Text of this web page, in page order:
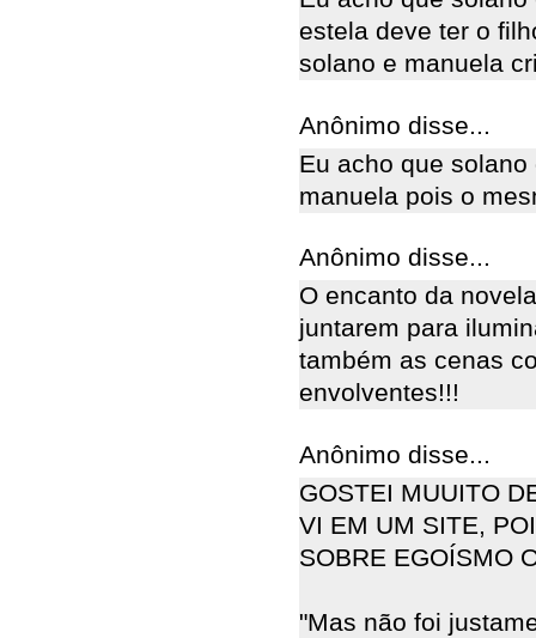
estela deve ter o
solano e manuela
Anônimo disse...
Eu acho que
manuela pois o
Anônimo disse...
O encanto da
juntarem para
também as cenas
envolventes!!!
Anônimo disse...
GOSTEI MUUITO
VI EM UM SITE,
SOBRE EGOÍSMO
"Mas não foi